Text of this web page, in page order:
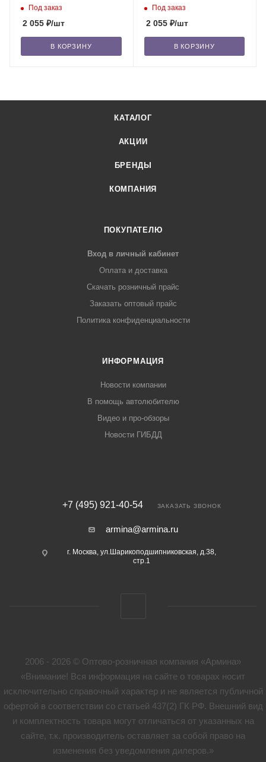
Под заказ
2 055 ₽/шт
В КОРЗИНУ
Под заказ
2 055₽/шт
В КОРЗИНУ
КАТАЛОГ
АКЦИИ
БРЕНДЫ
КОМПАНИЯ
ПОКУПАТЕЛЮ
Вход в личный кабинет
Оплата и доставка
Скачать розничный прайс
Заказать оптовый прайс
Политика конфиденциальности
ИНФОРМАЦИЯ
Новости компании
В помощь автолюбителю
Видео и про-обзоры
Новости ГИБДД
+7 (495) 921-40-54 ЗАКАЗАТЬ ЗВОНОК
armina@armina.ru
г. Москва, ул.Шарикоподшипниковская, д.38,
стр.1
2006 - 2026 © Оптово-розничная компания «Армина»
«Внимание! Вся информация на сайте о товарах носит
исключительно справочный характер и не является публичной
офертой в соответствии со статьей 437(2) ГК РФ. Внешний вид
и комплектность товара могут отличаться от указанных на
сайте, т.к. производитель оставляет за собой право на
изменения без уведомления дилеров.»